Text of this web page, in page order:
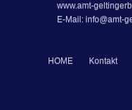
www.amt-
E-Mail: info@amt-
HOME Kontakt